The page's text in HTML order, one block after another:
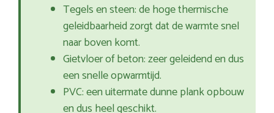
Tegels en steen: de hoge thermische
geleidbaarheid zorgt dat de warmte snel
naar boven komt.
Gietvloer of beton: zeer geleidend en dus
een snelle opwarmtijd.
PVC: een uitermate dunne plank opbouw
en dus heel geschikt.